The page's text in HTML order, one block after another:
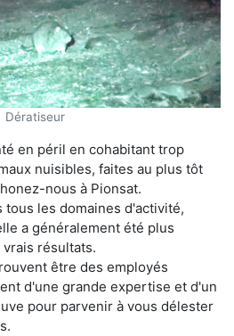
Dératiseur
en péril en cohabitant trop
nuisibles, faites au plus tôt
nous à Pionsat.
tous les domaines d'activité,
a généralement été plus
résultats.
être des employés
d'une grande expertise et d'un
pour parvenir à vous délester